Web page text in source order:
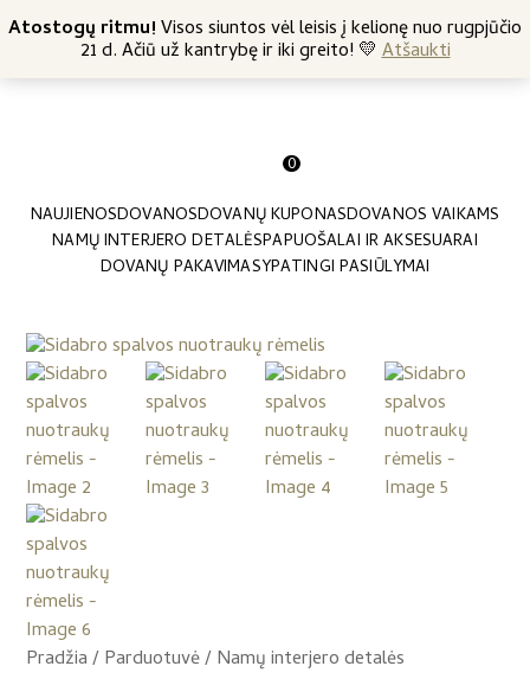
Atostogų ritmu!Visos siuntos vėl leisis į kelionę nuo rugpjūčio
21 d. Ačiū už kantrybę ir iki greito! 💛Atšaukti
Nemokamas siuntimas nuo 45 Eur +370 682 57369
0
NAUJIENOSDOVANOSDOVANŲ KUPONASDOVANOS VAIKAMS
NAMŲ INTERJERO DETALĖSPAPUOŠALAI IR AKSESUARAI
DOVANŲ PAKAVIMASYPATINGI PASIŪLYMAI
Pradžia/Parduotuvė/Namų interjero detalės
/